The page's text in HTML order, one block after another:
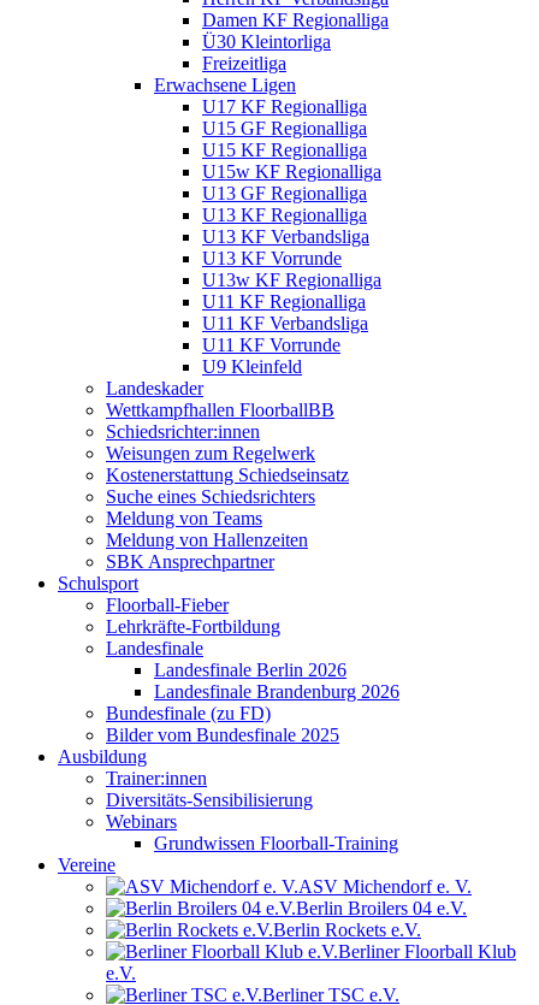
Damen KF Regionalliga
Ü30 Kleintorliga
Freizeitliga
Erwachsene Ligen
U17 KF Regionalliga
U15 GF Regionalliga
U15 KF Regionalliga
U15w KF Regionalliga
U13 GF Regionalliga
U13 KF Regionalliga
U13 KF Verbandsliga
U13 KF Vorrunde
U13w KF Regionalliga
U11 KF Regionalliga
U11 KF Verbandsliga
U11 KF Vorrunde
U9 Kleinfeld
Landeskader
Wettkampfhallen FloorballBB
Schiedsrichter:innen
Weisungen zum Regelwerk
Kostenerstattung Schiedseinsatz
Suche eines Schiedsrichters
Meldung von Teams
Meldung von Hallenzeiten
SBK Ansprechpartner
Schulsport
Floorball-Fieber
Lehrkräfte-Fortbildung
Landesfinale
Landesfinale Berlin 2026
Landesfinale Brandenburg 2026
Bundesfinale (zu FD)
Bilder vom Bundesfinale 2025
Ausbildung
Trainer:innen
Diversitäts-Sensibilisierung
Webinars
Grundwissen Floorball-Training
Vereine
ASV Michendorf e. V.
Berlin Broilers 04 e.V.
Berlin Rockets e.V.
Berliner Floorball Klub
e.V.
Berliner TSC e.V.